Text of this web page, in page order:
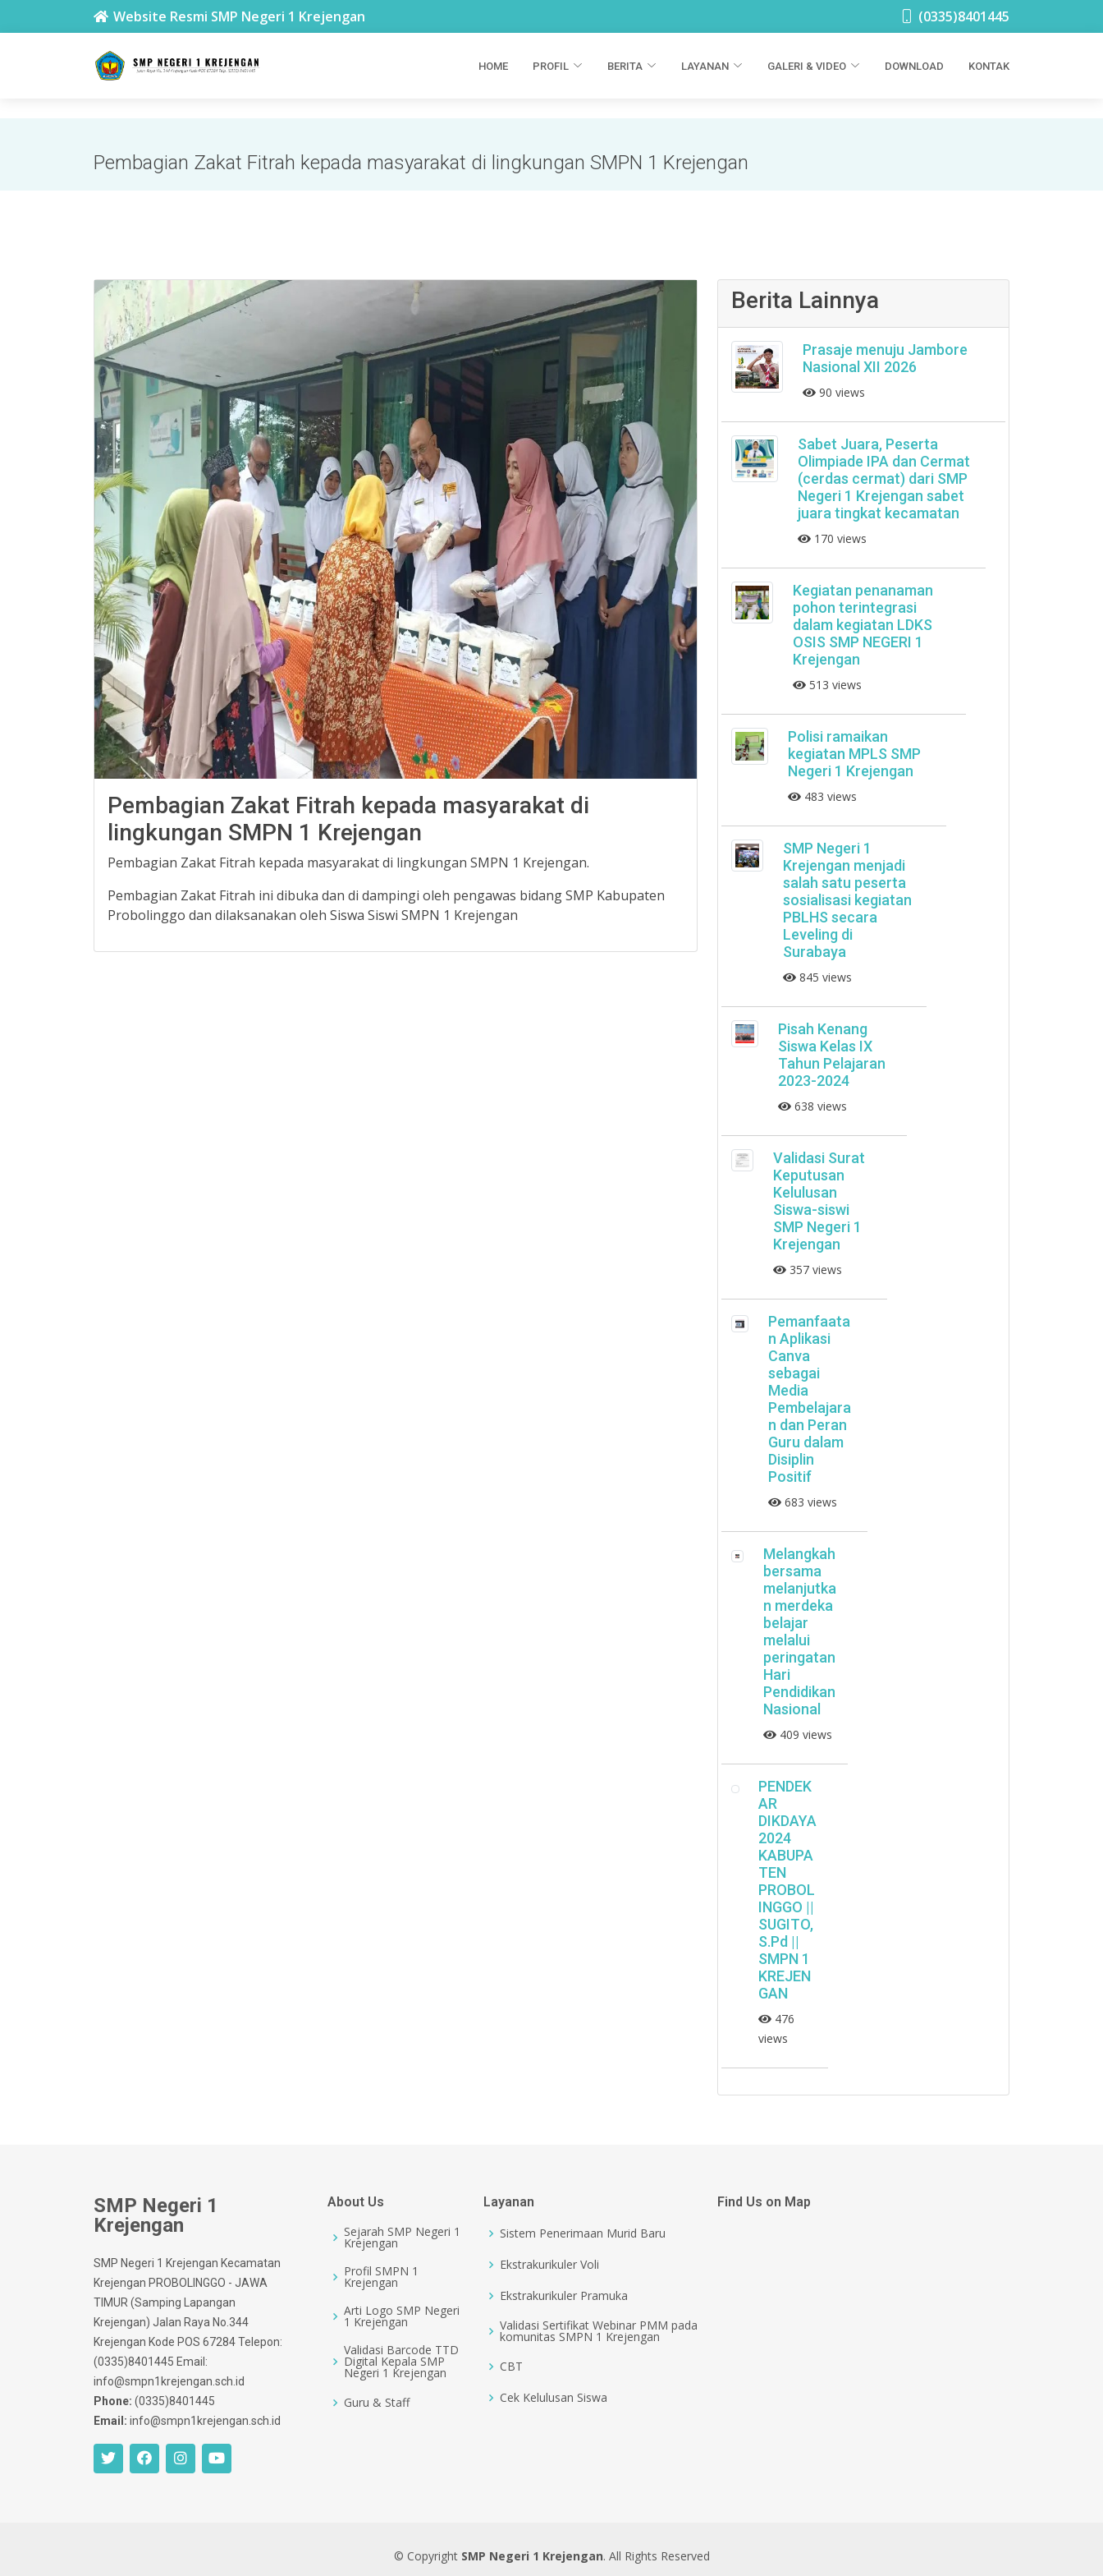
SMPN 1 KrejenganWebsite Resmi SMP Negeri 1 Krejengan (0335)8401445
HOME PROFIL BERITA LAYANAN GALERI & VIDEO DOWNLOAD KONTAK
Pembagian Zakat Fitrah kepada masyarakat di lingkungan SMPN 1 Krejengan
Pembagian Zakat Fitrah kepada masyarakat di
lingkungan SMPN 1 Krejengan
Pembagian Zakat Fitrah kepada masyarakat di lingkungan SMPN 1 Krejengan.
Pembagian Zakat Fitrah ini dibuka dan di dampingi oleh pengawas bidang SMP Kabupaten
Probolinggo dan dilaksanakan oleh Siswa Siswi SMPN 1 Krejengan
Berita Lainnya
Prasaje menuju Jambore
Nasional XII 2026
90 views
Sabet Juara, Peserta
Olimpiade IPA dan Cermat
(cerdas cermat) dari SMP
Negeri 1 Krejengan sabet
juara tingkat kecamatan
170 views
Kegiatan penanaman
pohon terintegrasi
dalam kegiatan LDKS
OSIS SMP NEGERI 1
Krejengan
513 views
Polisi ramaikan
kegiatan MPLS SMP
Negeri 1 Krejengan
483 views
SMP Negeri 1
Krejengan menjadi
salah satu peserta
sosialisasi kegiatan
PBLHS secara
Leveling di
Surabaya
845 views
Pisah Kenang
Siswa Kelas IX
Tahun Pelajaran
2023-2024
638 views
Validasi Surat
Keputusan
Kelulusan
Siswa-siswi
SMP Negeri 1
Krejengan
357 views
Pemanfaata
n Aplikasi
Canva
sebagai
Media
Pembelajara
n dan Peran
Guru dalam
Disiplin
Positif
683 views
Melangkah
bersama
melanjutka
n merdeka
belajar
melalui
peringatan
Hari
Pendidikan
Nasional
409 views
PENDEK
AR
DIKDAYA
2024
KABUPA
TEN
PROBOL
INGGO ||
SUGITO,
S.Pd ||
SMPN 1
KREJEN
GAN
476
views
SMP Negeri 1
Krejengan
SMP Negeri 1 Krejengan Kecamatan
Krejengan PROBOLINGGO - JAWA
TIMUR (Samping Lapangan
Krejengan) Jalan Raya No.344
Krejengan Kode POS 67284 Telepon:
(0335)8401445 Email:
info@smpn1krejengan.sch.id
Phone: (0335)8401445
Email: info@smpn1krejengan.sch.id
About Us
Sejarah SMP Negeri 1
Krejengan
Profil SMPN 1
Krejengan
Arti Logo SMP Negeri
1 Krejengan
Validasi Barcode TTD
Digital Kepala SMP
Negeri 1 Krejengan
Guru & Staff
Layanan
Sistem Penerimaan Murid Baru
Ekstrakurikuler Voli
Ekstrakurikuler Pramuka
Validasi Sertifikat Webinar PMM pada
komunitas SMPN 1 Krejengan
CBT
Cek Kelulusan Siswa
Find Us on Map
© Copyright SMP Negeri 1 Krejengan. All Rights Reserved